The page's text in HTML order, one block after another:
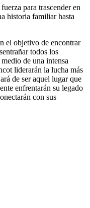
para trascender en
historia familiar hasta
el objetivo de encontrar
todos los
de una intensa
liderarán la lucha más
de ser aquel lugar que
enfrentarán su legado
con sus